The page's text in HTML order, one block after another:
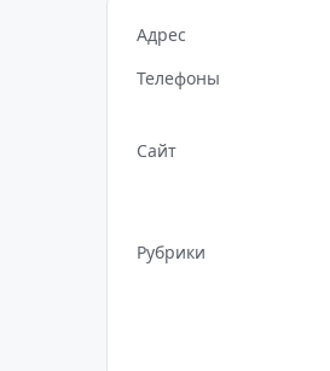
Адрес
Телефоны
Сайт
Рубрики